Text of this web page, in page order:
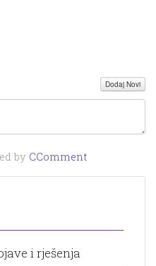
Dodaj Novi
by CComment
i rješenja